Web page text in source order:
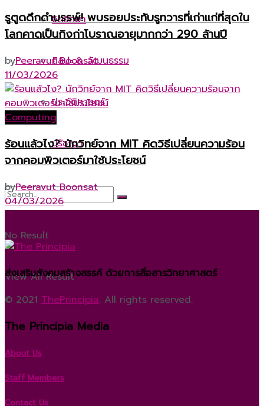
จิตวิทยา
ศิลปะ & วัฒนธรรม
ประวัติศาสตร์
ปรัชญา
No Result
View All Result
รูตูดดึกดำบรรพ์! พบรอยประทับรูทวารที่เก่าแก่ที่สุดใน
โลกคาดเป็นกิงก่าโบราณอายุมากกว่า 290 ล้านปี
byPeeravut Boonsat
11/03/2026
Computing
ร้อนแล้วไง? นักวิทย์จาก MIT คิดวิธีเปลี่ยนความร้อน
จากคอมพิวเตอร์มาใช้ประโยชน์
byPeeravut Boonsat
04/03/2026
ส่งเสริมสังคมสร้างสรรค์ ด้วยการสื่อสารวิทยาศาสตร์
© 2021 ThePrincipia. All rights reserved.
The Principia Media
About Us
Staff Members
Contact Us